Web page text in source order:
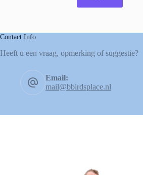
Contact Info
Heeft u een vraag, opmerking of suggestie?
Email:
mail@bbirdsplace.nl